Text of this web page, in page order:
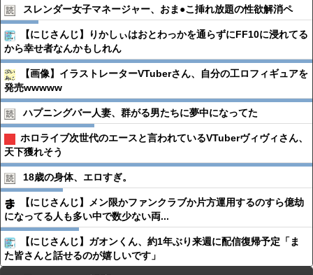
スレンダー女子マネージャー、おま●︎こ挿れ放題の性欲解消ペ
【にじさんじ】りかしぃはおとわっかを通らずにFF10に浸れてる
から幸せ者なんかもしれん
【画像】イラストレーターVTuberさん、自分の工ロフィギュアを
発売wwwww
ハプニングバー人妻、群がる男たちに夢中になってた
ホロライブ次世代のエースと言われているVTuberヴィヴィさん、
天下獲れそう
18歳の身体、エロすぎ。
【にじさんじ】メン限かファンクラブか片方運用するのすら億劫
になってる人も多い中で数少ない両...
【にじさんじ】ガオンくん、約1年ぶり来週に配信復帰予定「ま
た皆さんと話せるのが嬉しいです」